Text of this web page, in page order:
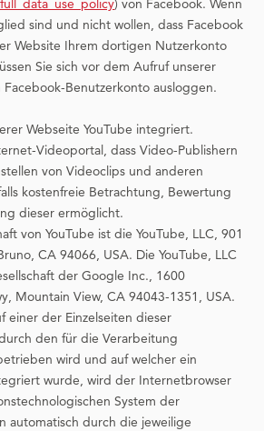
) von Facebook. Wenn
sind und nicht wollen, dass Facebook
Website Ihrem dortigen Nutzerkonto
Sie sich vor dem Aufruf unserer
Benutzerkonto ausloggen.
Webseite YouTube integriert.
Videoportal, dass Video-Publishern
von Videoclips und anderen
kostenfreie Betrachtung, Bewertung
dieser ermöglicht.
von YouTube ist die YouTube, LLC, 901
CA 94066, USA. Die YouTube, LLC
der Google Inc., 1600
Mountain View, CA 94043-1351, USA.
einer der Einzelseiten dieser
den für die Verarbeitung
wird und auf welcher ein
wurde, wird der Internetbrowser
System der
automatisch durch die jeweilige